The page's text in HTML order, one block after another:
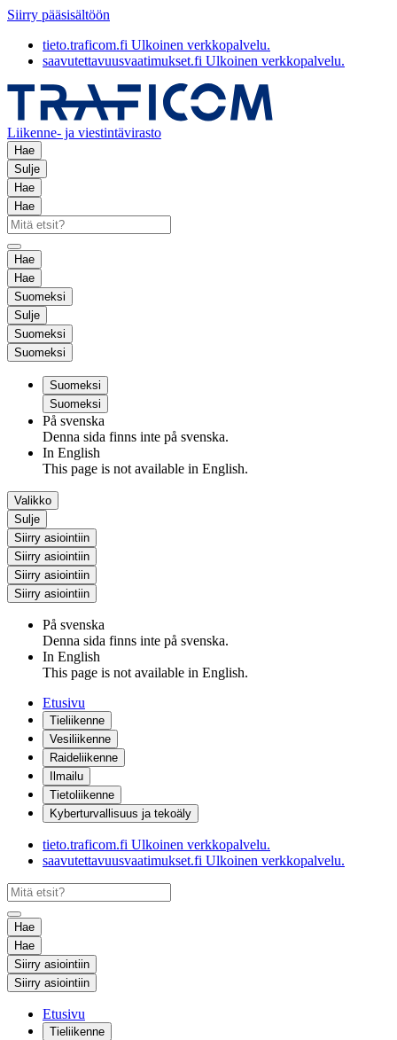
Siirry pääsisältöön
tieto.traficom.fi Ulkoinen verkkopalvelu.
saavutettavuusvaatimukset.fi Ulkoinen verkkopalvelu.
Liikenne- ja viestintävirasto
Hae
Sulje
Hae
Hae
Hae
Hae
Suomeksi
Sulje
Suomeksi
Suomeksi
Suomeksi
Suomeksi
På svenska
Denna sida finns inte på svenska.
In English
This page is not available in English.
Valikko
Sulje
Siirry asiointiin
Siirry asiointiin
Siirry asiointiin
Siirry asiointiin
På svenska
Denna sida finns inte på svenska.
In English
This page is not available in English.
Etusivu
Tieliikenne
Vesiliikenne
Raideliikenne
Ilmailu
Tietoliikenne
Kyberturvallisuus ja tekoäly
tieto.traficom.fi Ulkoinen verkkopalvelu.
saavutettavuusvaatimukset.fi Ulkoinen verkkopalvelu.
Hae
Hae
Siirry asiointiin
Siirry asiointiin
Etusivu
Tieliikenne